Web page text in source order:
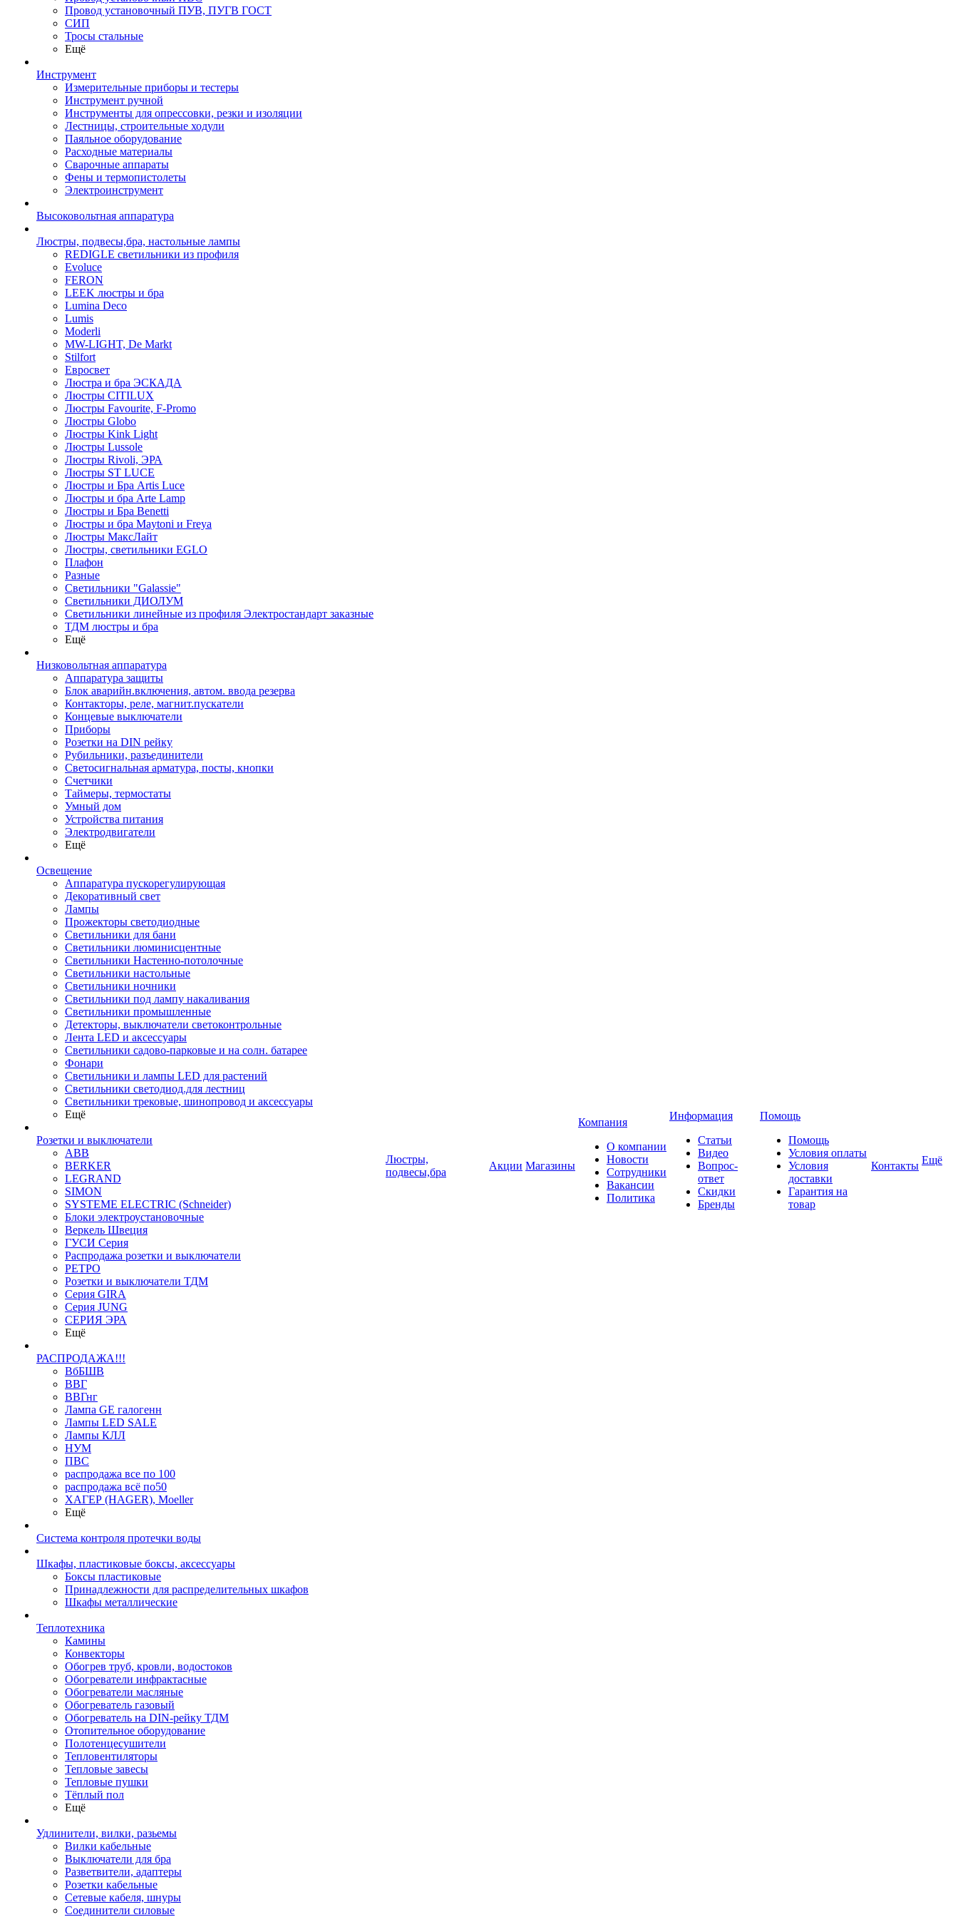
Провод установочный ПУВ, ПУГВ ГОСТ
СИП
Тросы стальные
Ещё
Инструмент
Измерительные приборы и тестеры
Инструмент ручной
Инструменты для опрессовки, резки и изоляции
Лестницы, строительные ходули
Паяльное оборудование
Расходные материалы
Сварочные аппараты
Фены и термопистолеты
Электроинструмент
Высоковольтная аппаратура
Люстры, подвесы,бра, настольные лампы
REDIGLE светильники из профиля
Evoluce
FERON
LEEK люстры и бра
Lumina Deco
Lumis
Moderli
MW-LIGHT, De Markt
Stilfort
Евросвет
Люстра и бра ЭСКАДА
Люстры CITILUX
Люстры Favourite, F-Promo
Люстры Globo
Люстры Kink Light
Люстры Lussole
Люстры Rivoli, ЭРА
Люстры ST LUCE
Люстры и Бра Artis Luce
Люстры и бра Arte Lamp
Люстры и Бра Benetti
Люстры и бра Maytoni и Freya
Люстры МаксЛайт
Люстры, светильники EGLO
Плафон
Разные
Светильники "Galassie"
Светильники ДИОЛУМ
Светильники линейные из профиля Электростандарт заказные
ТДМ люстры и бра
Ещё
Низковольтная аппаратура
Аппаратура защиты
Блок аварийн.включения, автом. ввода резерва
Контакторы, реле, магнит.пускатели
Концевые выключатели
Приборы
Розетки на DIN рейку
Рубильники, разъединители
Светосигнальная арматура, посты, кнопки
Счетчики
Таймеры, термостаты
Умный дом
Устройства питания
Электродвигатели
Ещё
Освещение
Аппаратура пускорегулирующая
Декоративный свет
Лампы
Прожекторы светодиодные
Светильники для бани
Светильники люминисцентные
Светильники Настенно-потолочные
Светильники настольные
Светильники ночники
Светильники под лампу накаливания
Светильники промышленные
Детекторы, выключатели светоконтрольные
Лента LED и аксессуары
Светильники садово-парковые и на солн. батарее
Фонари
Светильники и лампы LED для растений
Светильники светодиод.для лестниц
Светильники трековые, шинопровод и аксессуары
Ещё
Розетки и выключатели
ABB
BERKER
LEGRAND
SIMON
SYSTEME ELECTRIC (Schneider)
Блоки электроустановочные
Веркель Швеция
ГУСИ Серия
Распродажа розетки и выключатели
РЕТРО
Розетки и выключатели ТДМ
Серия GIRA
Серия JUNG
СЕРИЯ ЭРА
Ещё
РАСПРОДАЖА!!!
ВбБШВ
ВВГ
ВВГнг
Лампа GE галогенн
Лампы LED SALE
Лампы КЛЛ
НУМ
ПВС
распродажа все по 100
распродажа всё по50
ХАГЕР (HAGER), Moeller
Ещё
Система контроля протечки воды
Шкафы, пластиковые боксы, аксессуары
Боксы пластиковые
Принадлежности для распределительных шкафов
Шкафы металлические
Теплотехника
Камины
Конвекторы
Обогрев труб, кровли, водостоков
Обогреватели инфрактасные
Обогреватели масляные
Обогреватель газовый
Обогреватель на DIN-рейку ТДМ
Отопительное оборудование
Полотенцесушители
Тепловентиляторы
Тепловые завесы
Тепловые пушки
Тёплый пол
Ещё
Удлинители, вилки, разьемы
Вилки кабельные
Выключатели для бра
Разветвители, адаптеры
Розетки кабельные
Сетевые кабеля, шнуры
Соединители силовые
Люстры,
подвесы,бра
Акции Магазины
Компания
О компании
Новости
Сотрудники
Вакансии
Политика
Информация
Статьи
Видео
Вопрос-
ответ
Скидки
Бренды
Помощь
Помощь
Условия оплаты
Условия
доставки
Гарантия на
товар
Контакты Ещё